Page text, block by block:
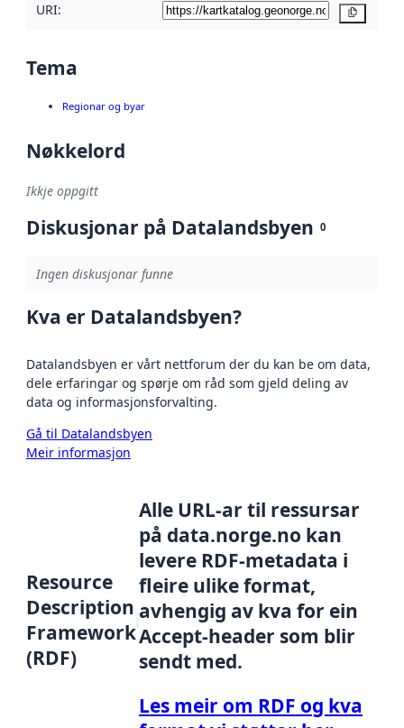
URI:
Tema
Regionar og byar
Nøkkelord
Ikkje oppgitt
Diskusjonar på Datalandsbyen 0
Ingen diskusjonar funne
Kva er Datalandsbyen?
Datalandsbyen er vårt nettforum der du kan be om data,
dele erfaringar og spørje om råd som gjeld deling av
data og informasjonsforvalting.
Gå til Datalandsbyen
Meir informasjon
Resource
Description
Framework
(RDF)
Alle URL-ar til ressursar
på data.norge.no kan
levere RDF-metadata i
fleire ulike format,
avhengig av kva for ein
Accept-header som blir
sendt med.
Les meir om RDF og kva